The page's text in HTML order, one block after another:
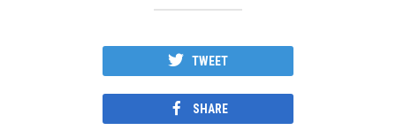
TWEET
SHARE